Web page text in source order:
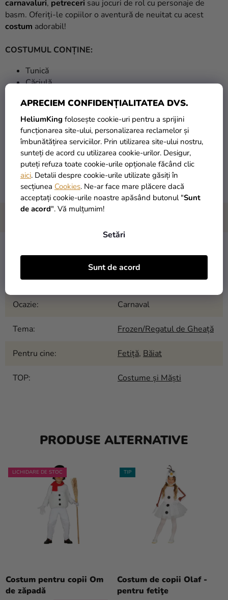
APRECIEM CONFIDENȚIALITATEA DVS.
HeliumKing folosește cookie-uri pentru a sprijini
funcționarea site-ului, personalizarea reclamelor și
îmbunătățirea serviciilor. Prin utilizarea site-ului nostru,
sunteți de acord cu utilizarea cookie-urilor. Desigur,
puteți refuza toate cookie-urile opționale făcând clic
aici. Detalii despre cookie-urile utilizate găsiți în
secțiunea Cookies. Ne-ar face mare plăcere dacă
acceptați cookie-urile noastre apăsând butonul "Sunt
de acord". Vă mulțumim!
Setări
Sunt de acord
carnavaluri, petreceri sau jocuri de rol cu personaje de
basm. Oferiți-le copiilor o aventură de neuitat cu acest
costum adorabil!
COSTUMUL CONȚINE:
Tunică
Căciulă
Cum să alegeți mărimea potrivită?Costumele sunt
realizate din100% poliester . Datorită materialului elastic,
acestea se pot adapta ușor. Pentru a alege mărimea
potrivită, vă rugăm să folosiți ghidul de mai jos:
XS:3 – 4 ani (înălțime:94 - 109 cm )
S: 5 – 6 ani (înălțime: 109 - 123 cm)
M:7 – 8 ani (înălțime:124 - 135 cm)
Categorie: Costume de copii
EAN: Alegeţi varianta
Ocazie: Carnaval
Tema: Frozen/Regatul de Gheață
Pentru cine: Fetiță, Băiat
TOP: Costume și Măști
PRODUSE ALTERNATIVE
LICHIDARE DE STOC
Costum pentru copii Om
de zăpadă
TIP
Costum de copii Olaf -
pentru fetiţe
medie
a